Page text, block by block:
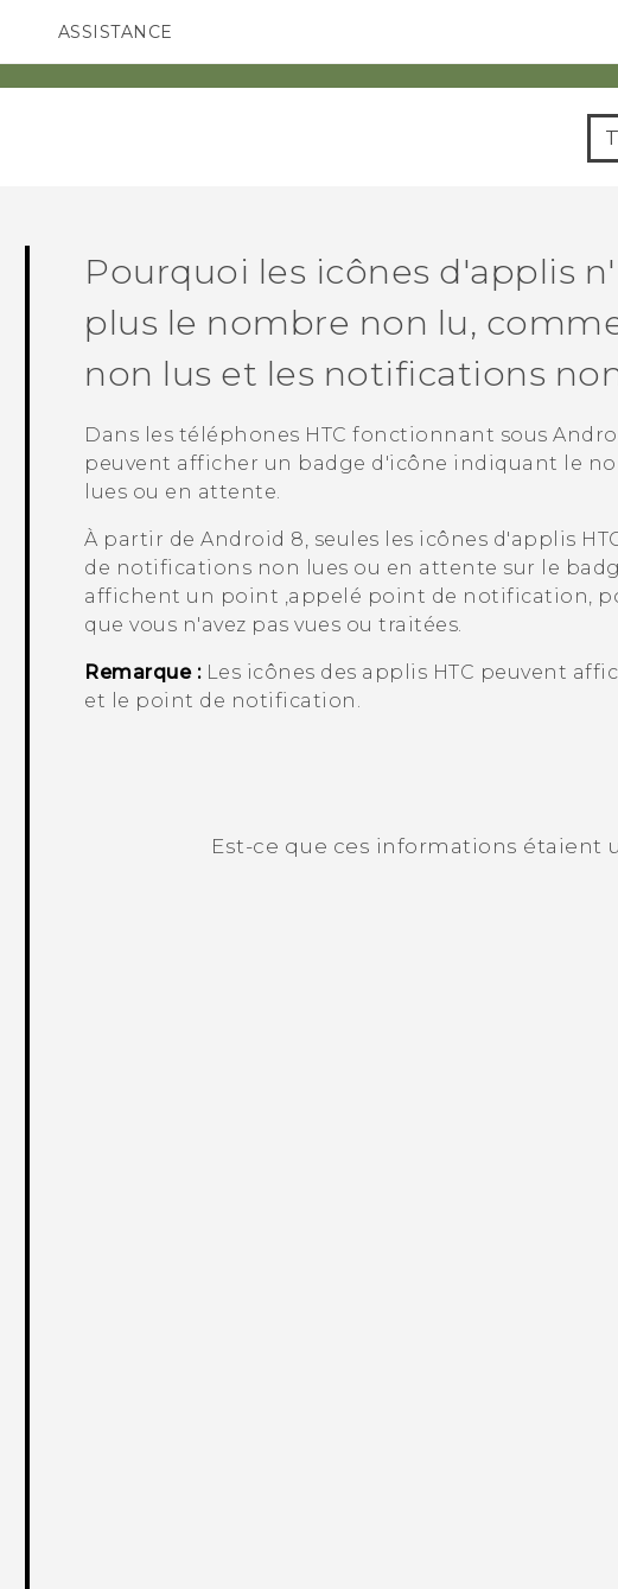
SMARTPHONES
ASSISTANCE
Appareils HTC & Accessoires
Pourquoi les icônes d'applis
plus le nombre non lu,
non lus et les notifications
Dans les téléphones HTC fonctionnant sous
peuvent afficher un badge d'icône indiquant le
lues ou en attente.
À partir deAndroid 8, seules les icônes d'applis
de notifications non lues ou en attente sur le
affichent un point ,appelé point de notification,
que vous n'avez pas vues ou traitées.
Remarque :Les icônes des applis HTC peuvent
et le point de notification.
Est-ce que ces informations étaient